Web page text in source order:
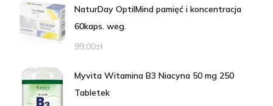
NaturDay OptiIMind pamięć i koncentracja
60kaps. weg.
99,00zł
Myvita Witamina B3 Niacyna 50 mg 250
Tabletek